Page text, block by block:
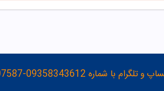
09358343612-09302007587